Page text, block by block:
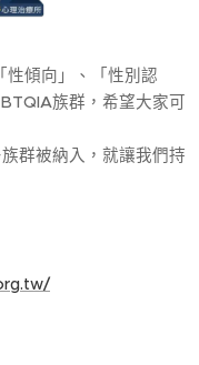
性傾向」、「性別認
族群，希望大家可
群被納入，就讓我們持